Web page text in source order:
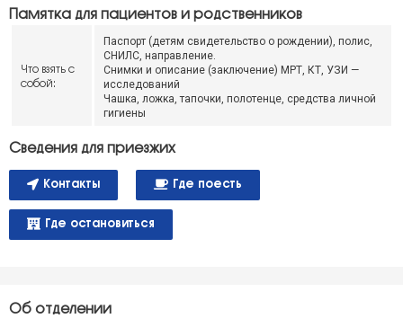
Памятка для пациентов и родственников
Что взять с
собой:
Паспорт (детям свидетельство о рождении), полис,
СНИЛС, направление.
Снимки и описание (заключение) МРТ, КТ, УЗИ —
исследований
Чашка, ложка, тапочки, полотенце, средства личной
гигиены
Сведения для приезжих
Контакты Где поесть
Где остановиться
Об отделении